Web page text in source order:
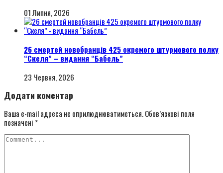
01 Липня, 2026
26 смертей новобранців 425 окремого штурмового полку
“Скеля” – видання “Бабель”
23 Червня, 2026
Додати коментар
Ваша e-mail адреса не оприлюднюватиметься.Обов’язкові поля
позначені *